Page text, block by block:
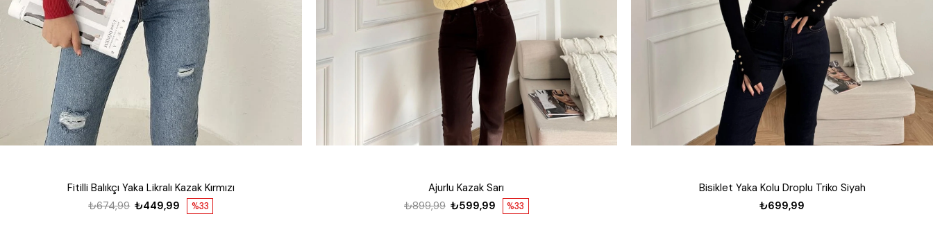
Fitilli Balıkçı Yaka Likralı Kazak Kırmızı
%33
₺449,99
₺674,99
Ajurlu Kazak Sarı
%33
₺599,99
₺899,99
Bisiklet Yaka Kolu Droplu Triko Siyah
₺699,99